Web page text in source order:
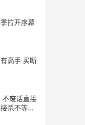
拉开序幕
高手 买断
不废话直接
杀不等说